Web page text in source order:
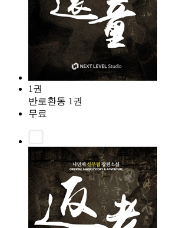
1권
반로환동 1권
무료